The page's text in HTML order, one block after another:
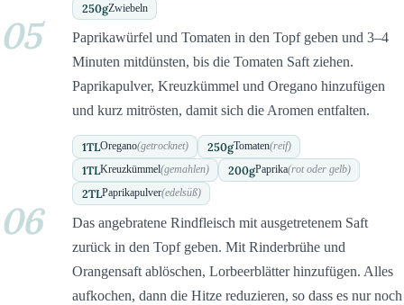
250gZwiebeln
05
Paprikawürfel und Tomaten in den Topf geben und 3–4
Minuten mitdünsten, bis die Tomaten Saft ziehen.
Paprikapulver, Kreuzkümmel und Oregano hinzufügen
und kurz mitrösten, damit sich die Aromen entfalten.
1TLOregano(getrocknet) 250gTomaten(reif)
1TLKreuzkümmel(gemahlen) 200gPaprika(rot oder gelb)
2TLPaprikapulver(edelsüß)
06
Das angebratene Rindfleisch mit ausgetretenem Saft
zurück in den Topf geben. Mit Rinderbrühe und
Orangensaft ablöschen, Lorbeerblätter hinzufügen. Alles
aufkochen, dann die Hitze reduzieren, so dass es nur noch